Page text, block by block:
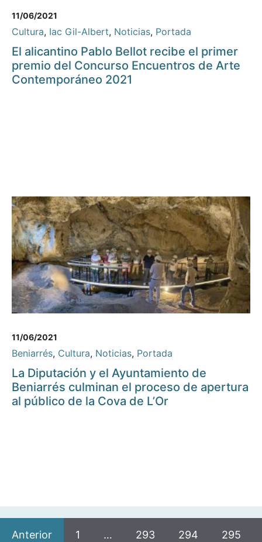
11/06/2021
Cultura, Iac Gil-Albert, Noticias, Portada
El alicantino Pablo Bellot recibe el primer
premio del Concurso Encuentros de Arte
Contemporáneo 2021
11/06/2021
Beniarrés, Cultura, Noticias, Portada
La Diputación y el Ayuntamiento de
Beniarrés culminan el proceso de apertura
al público de la Cova de L’Or
Anterior 1 … 293 294 295